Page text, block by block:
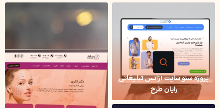
پروژه سئو سایت آژانس تبلیغاتی
رایان طرح